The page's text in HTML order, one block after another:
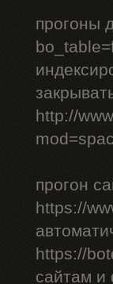
прогоны
http://
прогон
https://
https://
сайтам